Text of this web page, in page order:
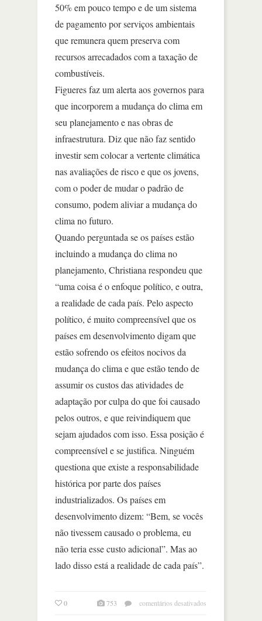
50% em pouco tempo e de um sistema
de pagamento por serviços ambientais
que remunera quem preserva com
recursos arrecadados com a taxação de
combustíveis.
Figueres faz um alerta aos governos para
que incorporem a mudança do clima em
seu planejamento e nas obras de
infraestrutura. Diz que não faz sentido
investir sem colocar a vertente climática
nas avaliações de risco e que os jovens,
com o poder de mudar o padrão de
consumo, podem aliviar a mudança do
clima no futuro.
Quando perguntada se os países estão
incluindo a mudança do clima no
planejamento, Christiana respondeu que
“uma coisa é o enfoque político, e outra,
a realidade de cada país. Pelo aspecto
político, é muito compreensível que os
países em desenvolvimento digam que
estão sofrendo os efeitos nocivos da
mudança do clima e que estão tendo de
assumir os custos das atividades de
adaptação por culpa do que foi causado
pelos outros, e que reivindiquem que
sejam ajudados com isso. Essa posição é
compreensível e se justifica. Ninguém
questiona que existe a responsabilidade
histórica por parte dos países
industrializados. Os países em
desenvolvimento dizem: “Bem, se vocês
não tivessem causado o problema, eu
não teria esse custo adicional”. Mas ao
lado disso está a realidade de cada país”.
0 753 comentários desativados